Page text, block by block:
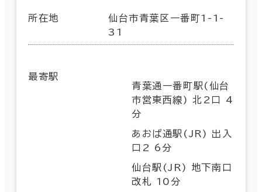
所在地
仙台市青葉区一番町1-1-
31
最寄駅
青葉通一番町駅(仙台
市営東西線) 北2口 4
分
あおば通駅(JR) 出入
口2 6分
仙台駅(JR) 地下南口
改札 10分